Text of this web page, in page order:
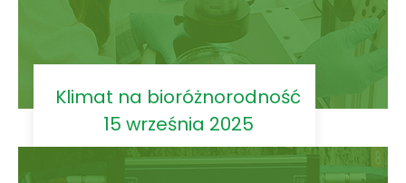
Klimat na bioróżnorodność
15 września 2025